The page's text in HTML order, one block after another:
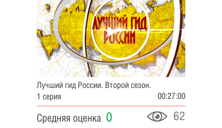
Лучший гид России. Второй сезон.
1 серия
00:27:00
Средняя оценка 0 62